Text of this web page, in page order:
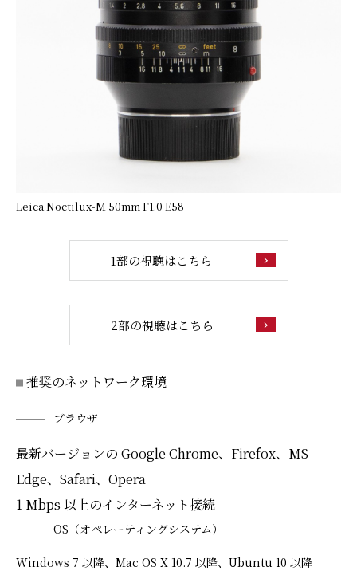
Leica Noctilux-M 50mm F1.0 E58
1部の視聴はこちら
2部の視聴はこちら
推奨のネットワーク環境
ブラウザ
最新バージョンの Google Chrome、Firefox、MS
Edge、Safari、Opera
1 Mbps 以上のインターネット接続
OS（オペレーティングシステム）
Windows 7 以降、Mac OS X 10.7 以降、Ubuntu 10 以降